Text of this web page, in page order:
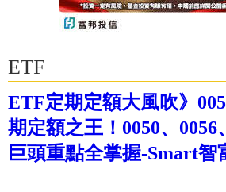
ETF
ETF定期定額大風吹》
期定額之王！0050、0056
巨頭重點全掌握-Smart智